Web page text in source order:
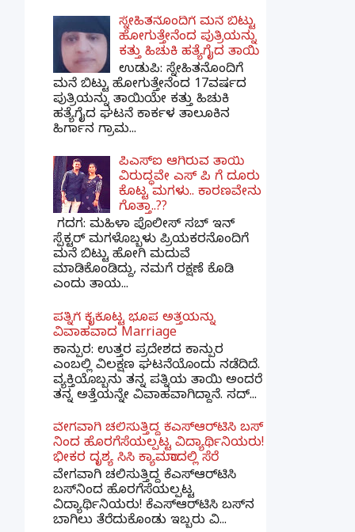
ಸ್ನೇಹಿತನೊಂದಿಗೆ ಮನೆ ಬಿಟ್ಟು
ಹೋಗುತ್ತೇನೆಂದ ಪುತ್ರಿಯನ್ನು
ಕತ್ತು ಹಿಚುಕಿ ಹತ್ಯೆಗೈದ ತಾಯಿ
ಉಡುಪಿ: ಸ್ನೇಹಿತನೊಂದಿಗೆ
ಮನೆ ಬಿಟ್ಟು ಹೋಗುತ್ತೇನೆಂದ 17ವರ್ಷದ
ಪುತ್ರಿಯನ್ನು ತಾಯಿಯೇ ಕತ್ತು ಹಿಚುಕಿ
ಹತ್ಯೆಗೈದ ಘಟನೆ ಕಾರ್ಕಳ ತಾಲೂಕಿನ
ಹಿರ್ಗಾನ ಗ್ರಾಮ...
ಪಿಎಸ್​ಐ ಆಗಿರುವ ತಾಯಿ
ವಿರುದ್ಧವೇ ಎಸ್ ಪಿ ಗೆ ದೂರು
ಕೊಟ್ಟ ಮಗಳು.. ಕಾರಣವೇನು
ಗೊತ್ತಾ..??
ಗದಗ​: ಮಹಿಳಾ ಪೊಲೀಸ್​ ಸಬ್ ​ಇನ್​
ಸ್ಪೆಕ್ಟರ್​ ಮಗಳೊಬ್ಬಳು ಪ್ರಿಯಕರನೊಂದಿಗೆ
ಮನೆ ಬಿಟ್ಟು ಹೋಗಿ ಮದುವೆ
ಮಾಡಿಕೊಂಡಿದ್ದು, ನಮಗೆ ರಕ್ಷಣೆ ಕೊಡಿ
ಎಂದು ತಾಯ...
ಪತ್ನಿಗೆ ಕೈಕೊಟ್ಟ ಭೂಪ ಅತ್ತೆಯನ್ನು
ವಿವಾಹವಾದ Marriage
ಕಾನ್ಪುರ: ಉತ್ತರ ಪ್ರದೇಶದ ಕಾನ್ಪುರ
ಎಂಬಲ್ಲಿ ವಿಲಕ್ಷಣ ಘಟನೆಯೊಂದು ನಡೆದಿದೆ.
ವ್ಯಕ್ತಿಯೊಬ್ಬನು ತನ್ನ ಪತ್ನಿಯ ತಾಯಿ ಅಂದರೆ
ತನ್ನ ಅತ್ತೆಯನ್ನೇ ವಿವಾಹವಾಗಿದ್ದಾನೆ. ಸದ್...
ವೇಗವಾಗಿ ಚಲಿಸುತ್ತಿದ್ದ ಕೆಎಸ್​ಆರ್​ಟಿಸಿ ಬಸ್​
ನಿಂದ ಹೊರಗೆಸೆಯಲ್ಪಟ್ಟ ವಿದ್ಯಾರ್ಥಿನಿಯರು!
ಭೀಕರ ದೃಶ್ಯ ಸಿಸಿ ಕ್ಯಾಮರಾದಲ್ಲಿ ಸೆರೆ
ವೇಗವಾಗಿ ಚಲಿಸುತ್ತಿದ್ದ ಕೆಎಸ್‌ಆರ್‌ಟಿಸಿ
ಬಸ್‌ನಿಂದ ಹೊರಗೆಸೆಯಲ್ಪಟ್ಟ
ವಿದ್ಯಾರ್ಥಿನಿಯರು! ಕೆಎಸ್‌ಆರ್‌ಟಿಸಿ ಬಸ್‌ನ
ಬಾಗಿಲು ತೆರೆದುಕೊಂಡು ಇಬ್ಬರು ವಿ...